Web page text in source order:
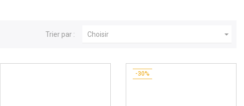
Trier par : Choisir 
-30%